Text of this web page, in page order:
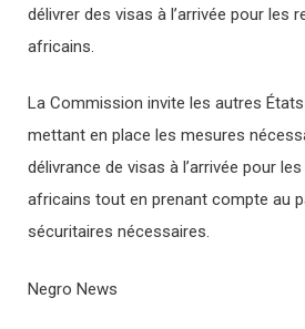
délivrer des visas à l’arrivée pour les
africains.
La Commission invite les autres
mettant en place les mesures
délivrance de visas à l’arrivée pour
africains tout en prenant compte au
sécuritaires nécessaires.
Negro News